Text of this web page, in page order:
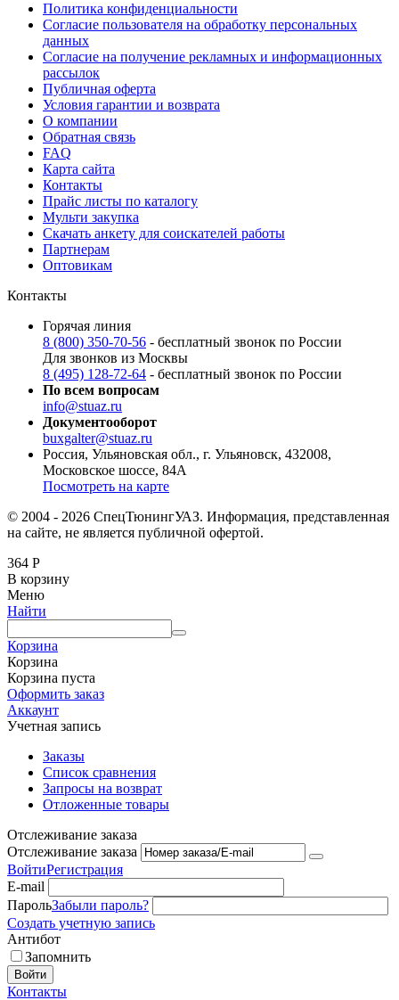
Политика конфиденциальности
Согласие пользователя на обработку персональных
данных
Согласие на получение рекламных и информационных
рассылок
Публичная оферта
Условия гарантии и возврата
О компании
Обратная связь
FAQ
Карта сайта
Контакты
Прайс листы по каталогу
Мульти закупка
Скачать анкету для соискателей работы
Партнерам
Оптовикам
Контакты
Горячая линия
8 (800) 350-70-56 - бесплатный звонок по России
Для звонков из Москвы
8 (495) 128-72-64 - бесплатный звонок по России
По всем вопросам
info@stuaz.ru
Документооборот
buxgalter@stuaz.ru
Россия, Ульяновская обл., г. Ульяновск, 432008,
Московское шоссе, 84А
Посмотреть на карте
© 2004 - 2026 СпецТюнингУАЗ. Информация, представленная
на сайте, не является публичной офертой.
364 Р
В корзину
Меню
Найти
Корзина
Корзина
Корзина пуста
Оформить заказ
Аккаунт
Учетная запись
Заказы
Список сравнения
Запросы на возврат
Отложенные товары
Отслеживание заказа
Отслеживание заказа
ВойтиРегистрация
E-mail
ПарольЗабыли пароль?
Создать учетную запись
Антибот
Запомнить
Войти
Контакты